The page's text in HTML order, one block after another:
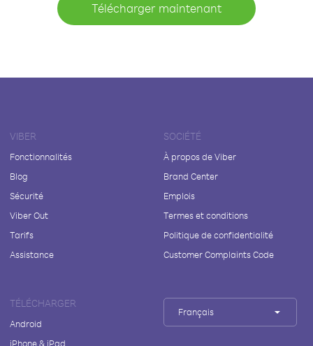
Télécharger maintenant
VIBER
Fonctionnalités
Blog
Sécurité
Viber Out
Tarifs
Assistance
SOCIÉTÉ
À propos de Viber
Brand Center
Emplois
Termes et conditions
Politique de confidentialité
Customer Complaints Code
TÉLÉCHARGER
Android
iPhone & iPad
Français